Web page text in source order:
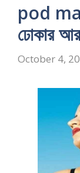
pod
ঢোকার
October 4,